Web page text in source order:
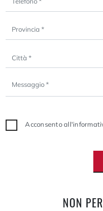
Acconsento
NON